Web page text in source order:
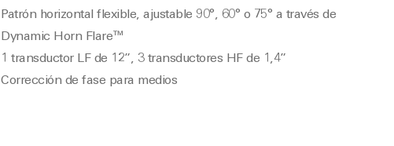
Patrón horizontal flexible, ajustable 90°, 60° o 75° a través de
Dynamic Horn Flare™
1 transductor LF de 12”, 3 transductores HF de 1,4”
Corrección de fase para medios